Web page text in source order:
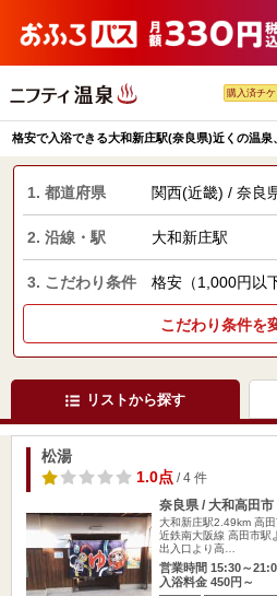
購入済チ
格安で入浴できる大和新庄駅(奈良県)近くの温
1. 都道府県 関西(近畿) / 奈良
2. 沿線・駅 大和新庄駅
3. こだわり条件 格安（1,000円以
こだわり条件を
リストから探す
松湯
1.0点/ 4 件
奈良県 / 大和高田市
大和新庄駅2.49km 高
近鉄南大阪線 高田市駅
出入口より高…
営業時間 15:30～
入浴料金 450円～